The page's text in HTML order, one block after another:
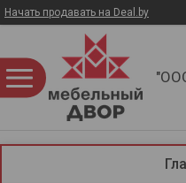
Начать продавать на Deal.by